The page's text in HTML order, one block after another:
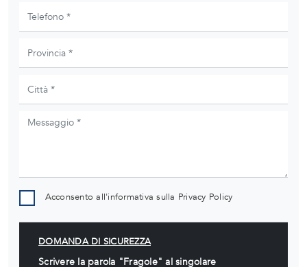
Acconsento all'informativa sulla Privacy Policy
DOMANDA DI SICUREZZA
Scrivere la parola "Fragole" al singolare